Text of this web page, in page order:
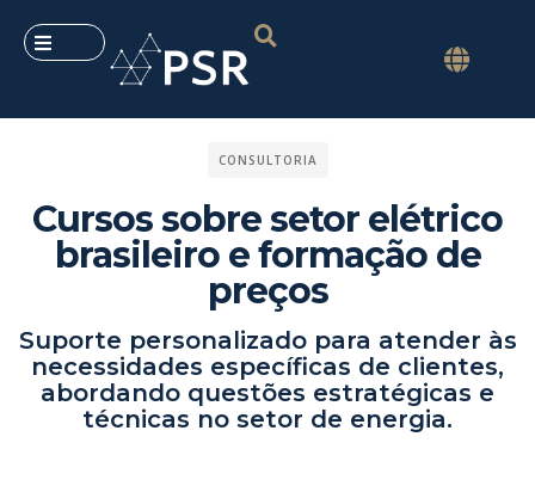
CONSULTORIA
Cursos sobre setor elétrico
brasileiro e formação de
preços
Suporte personalizado para atender às
necessidades específicas de clientes,
abordando questões estratégicas e
técnicas no setor de energia.